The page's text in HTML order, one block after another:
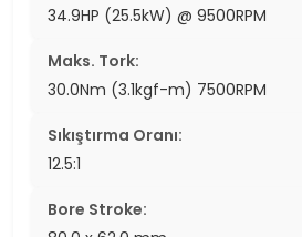
34.9HP (25.5kW) @ 9500RPM
Maks. Tork:
30.0Nm (3.1kgf-m) 7500RPM
Sıkıştırma Oranı:
12.5:1
Bore Stroke: